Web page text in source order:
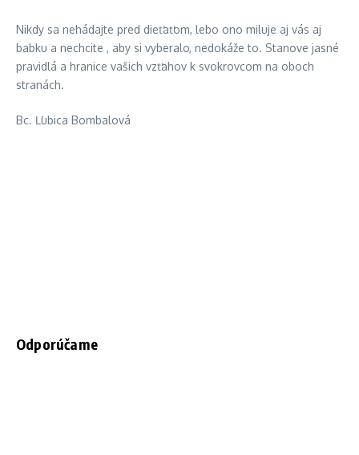
Nikdy sa nehádajte pred dieťaťom, lebo ono miluje aj vás aj
babku a nechcite , aby si vyberalo, nedokáže to. Stanove jasné
pravidlá a hranice vašich vzťahov k svokrovcom na oboch
stranách.
Bc. Ľubica Bombalová
Odporúčame